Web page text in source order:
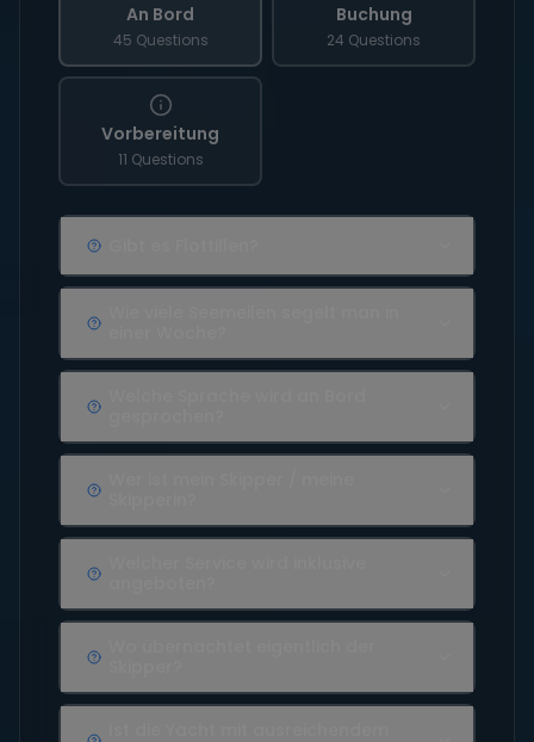
An Bord
45 Questions
Buchung
24 Questions
Vorbereitung
11 Questions